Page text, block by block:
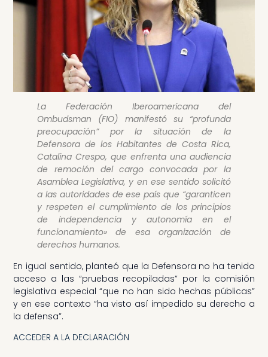
La Federación Iberoamericana del
Ombudsman (FIO) manifestó su “profunda
preocupación” por la situación de la
Defensora de los Habitantes de Costa Rica,
Catalina Crespo, que enfrenta una audiencia
de remoción del cargo convocada por la
Asamblea Legislativa, y en ese sentido solicitó
a las autoridades de ese país que “garanticen
y respeten el cumplimiento de los principios
de independencia y autonomía en el
funcionamiento» de esa organización de
derechos humanos.
En igual sentido, planteó que la Defensora no ha tenido
acceso a las “pruebas recopiladas” por la comisión
legislativa especial “que no han sido hechas públicas”
y en ese contexto “ha visto así impedido su derecho a
la defensa”.
ACCEDER A LA DECLARACIÓN